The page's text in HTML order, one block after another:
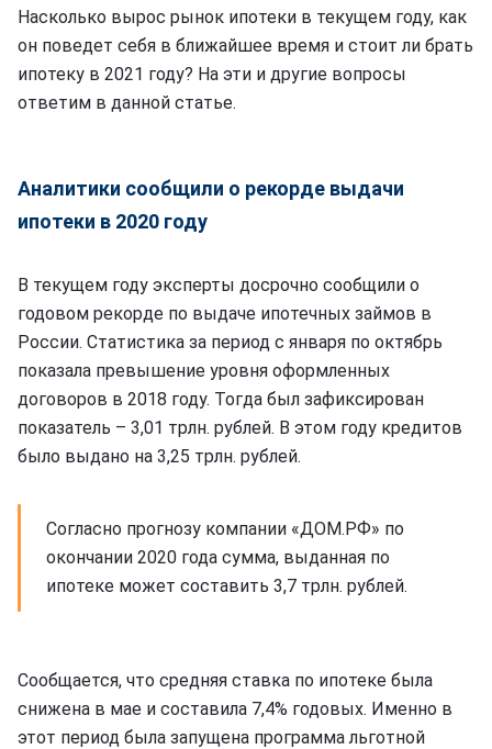
Насколько вырос рынок ипотеки в текущем году, как
он поведет себя в ближайшее время и стоит ли брать
ипотеку в 2021 году? На эти и другие вопросы
ответим в данной статье.
Аналитики сообщили о рекорде выдачи
ипотеки в 2020 году
В текущем году эксперты досрочно сообщили о
годовом рекорде по выдаче ипотечных займов в
России. Статистика за период с января по октябрь
показала превышение уровня оформленных
договоров в 2018 году. Тогда был зафиксирован
показатель – 3,01 трлн. рублей. В этом году кредитов
было выдано на 3,25 трлн. рублей.
Согласно прогнозу компании «ДОМ.РФ» по
окончании 2020 года сумма, выданная по
ипотеке может составить 3,7 трлн. рублей.
Сообщается, что средняя ставка по ипотеке была
снижена в мае и составила 7,4% годовых. Именно в
этот период была запущена программа льготной